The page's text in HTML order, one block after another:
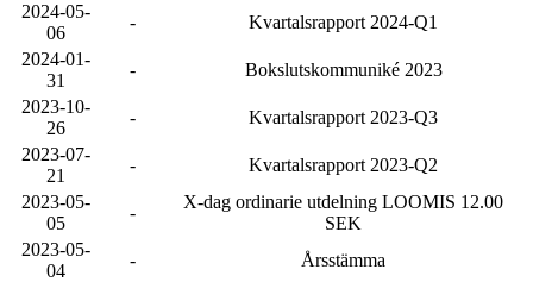
2024-05-
06
-
Kvartalsrapport 2024-Q1
2024-01-
31
-
Bokslutskommuniké 2023
2023-10-
26
-
Kvartalsrapport 2023-Q3
2023-07-
21
-
Kvartalsrapport 2023-Q2
2023-05-
05
-
X-dag ordinarie utdelning LOOMIS 12.00
SEK
2023-05-
04
-
Årsstämma